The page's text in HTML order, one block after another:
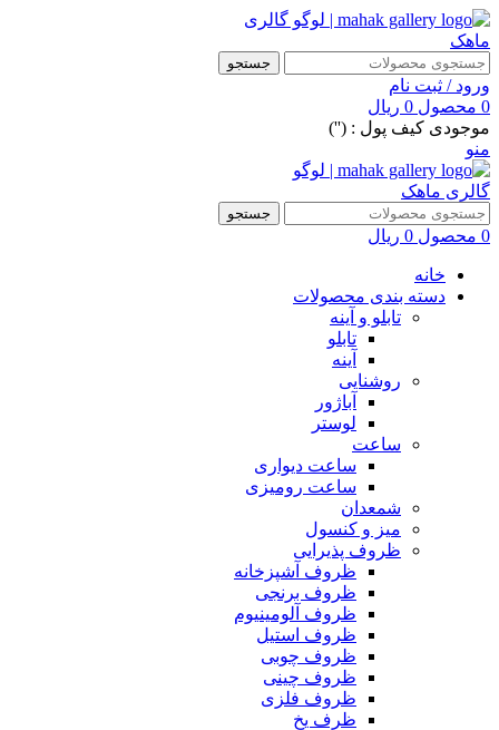
جستجو
ورود / ثبت نام
0 محصول 0 ریال
موجودی کیف پول : ('')
منو
جستجو
0 محصول 0 ریال
خانه
دسته بندی محصولات
تابلو و آینه
تابلو
آینه
روشنایی
آباژور
لوستر
ساعت
ساعت دیواری
ساعت رومیزی
شمعدان
میز و کنسول
ظروف پذیرایی
ظروف آشپزخانه
ظروف برنجی
ظروف آلومینیوم
ظروف استیل
ظروف چوبی
ظروف چینی
ظروف فلزی
ظرف یخ